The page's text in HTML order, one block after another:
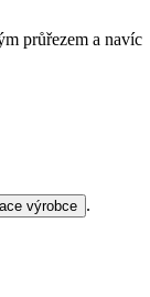
průřezem a navíc
výrobce .